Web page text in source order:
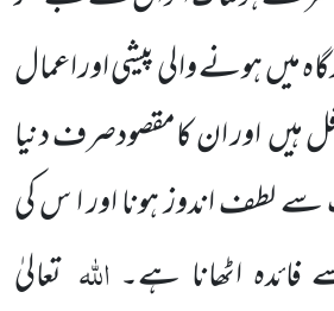
میں ہونے والی پیشی اور اعمال
اور ان کامقصودصرف دنیا
لطف اندوز ہونا اور ا س کی
اٹھانا ہے۔ اللہ تعالیٰ